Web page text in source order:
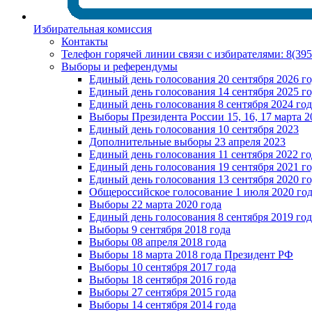
Избирательная комиссия
Контакты
Телефон горячей линии связи с избирателями:
Выборы и референдумы
Единый день голосования 20 сентября 2026
Единый день голосования 14 сентября 2025
Единый день голосования 8 сентября 2024
Выборы Президента России 15, 16, 17 марта
Единый день голосования 10 сентября 2023
Дополнительные выборы 23 апреля 2023
Единый день голосования 11 сентября 2022
Единый день голосования 19 сентября 2021
Единый день голосования 13 сентября 2020
Общероссийское голосование 1 июля 2020
Выборы 22 марта 2020 года
Единый день голосования 8 сентября 2019
Выборы 9 сентября 2018 года
Выборы 08 апреля 2018 года
Выборы 18 марта 2018 года Президент РФ
Выборы 10 сентября 2017 года
Выборы 18 сентября 2016 года
Выборы 27 сентября 2015 года
Выборы 14 сентября 2014 года